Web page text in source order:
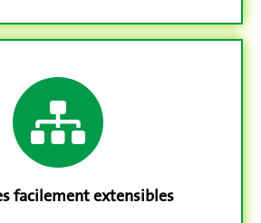
facilement extensibles